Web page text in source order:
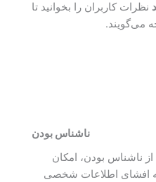
نظرات کاربران را بخوانید تا
می‌گویند.
ناشناس بودن
از ناشناس بودن، امکان
به افشای اطلاعات شخصی